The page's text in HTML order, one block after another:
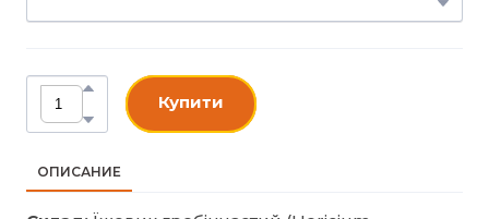
Купити
ОПИСАНИЕ